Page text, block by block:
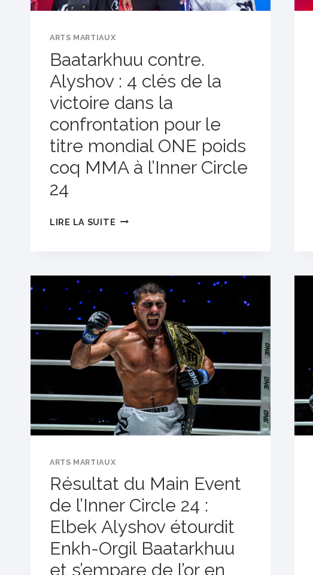
ARTS MARTIAUX
Baatarkhuu contre.
Alyshov : 4 clés de la
victoire dans la
confrontation pour le
titre mondial ONE poids
coq MMA à l’Inner Circle
24
LIRE LA SUITE BAATARKHUU
CLÉS
LA
VICTOIRE
DANS
LA
CONFRONTATION
POUR
LE
ONE
POIDS
COQ
MMA
À
L’INNER
ARTS MARTIAUX
Résultat du Main Event
de l’Inner Circle 24 :
Elbek Alyshov étourdit
Enkh-Orgil Baatarkhuu
et s’empare de l’or en